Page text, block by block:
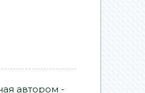
автором -